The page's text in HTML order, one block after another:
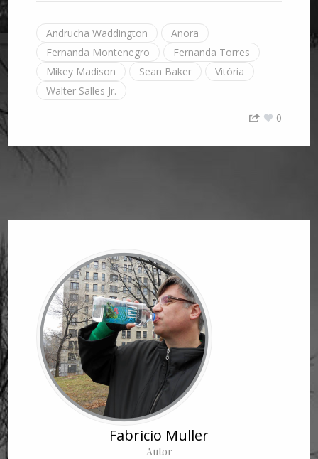
Andrucha Waddington
Anora
Fernanda Montenegro
Fernanda Torres
Mikey Madison
Sean Baker
Vitória
Walter Salles Jr.
0
Fabricio Muller
Autor